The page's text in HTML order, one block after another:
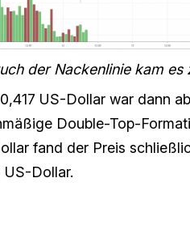
der Nackenlinie kam es
US-Dollar war dann
Double-Top-
fand der Preis
US-Dollar.